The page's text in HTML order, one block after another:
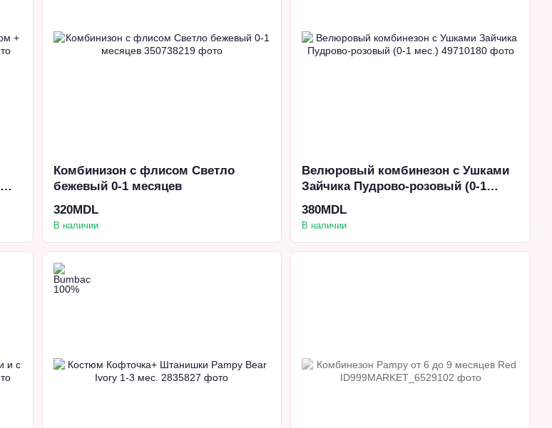
Комбинизон с флисом Светло
бежевый 0-1 месяцев
320MDL
В наличии
Велюровый комбинезон с Ушками
Зайчика Пудрово-розовый (0-1
мес.)
380MDL
В наличии